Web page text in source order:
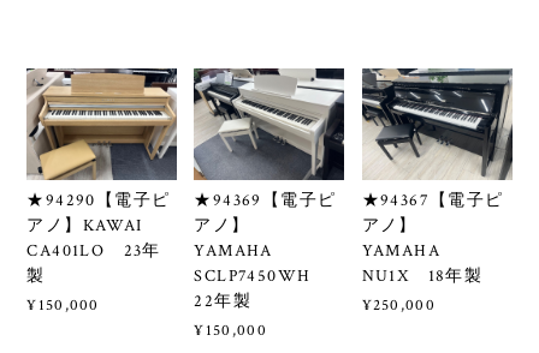
★94290【電子ピ
アノ】KAWAI
CA401LO 23年
製
¥150,000
★94369【電子ピ
アノ】
YAMAHA
SCLP7450WH
22年製
¥150,000
★94367【電子ピ
アノ】
YAMAHA
NU1X 18年製
¥250,000